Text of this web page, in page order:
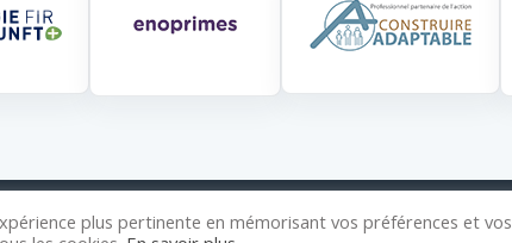
© 2026 Wansart Construction. Tous droits réservés|.ID-CLic
plus pertinente en mémorisant vos préférences et vos